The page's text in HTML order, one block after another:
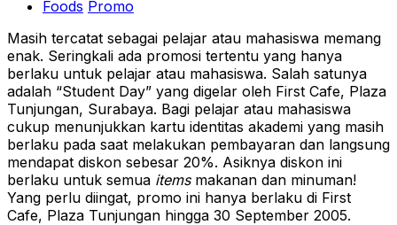
Foods Promo
Masih tercatat sebagai pelajar atau mahasiswa memang
enak. Seringkali ada promosi tertentu yang hanya
berlaku untuk pelajar atau mahasiswa. Salah satunya
adalah “Student Day” yang digelar oleh First Cafe, Plaza
Tunjungan, Surabaya. Bagi pelajar atau mahasiswa
cukup menunjukkan kartu identitas akademi yang masih
berlaku pada saat melakukan pembayaran dan langsung
mendapat diskon sebesar 20%. Asiknya diskon ini
berlaku untuk semua itemsmakanan dan minuman!
Yang perlu diingat, promo ini hanya berlaku di First
Cafe, Plaza Tunjungan hingga 30 September 2005.